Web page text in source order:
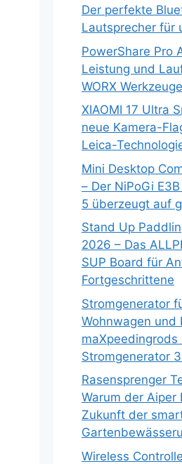
Der perfekte
Lautsprecher für
PowerShare Pro
Leistung und
WORX Werkzeuge
XIAOMI 17 Ultra
neue Kamera-
Leica-
Mini Desktop
– Der NiPoGi
5 überzeugt auf
Stand Up
2026 – Das
SUP Board für
Fortgeschrittene
Stromgenerator
Wohnwagen und
maXpeedingrods
Stromgenerator
Rasensprenger
Warum der Aiper
Zukunft der
Wireless